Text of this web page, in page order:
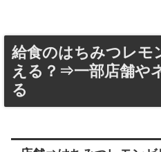
給食のはちみつレモ
える？⇒一部店舗や
る